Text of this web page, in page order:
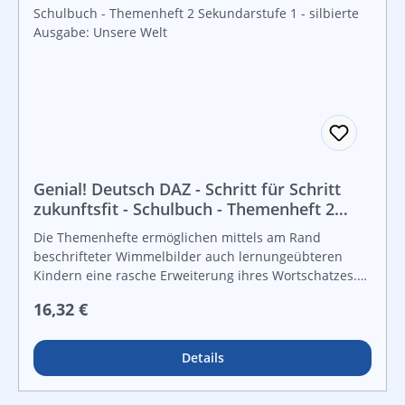
dar. Auch die Verben finden sich im Anschluss in
alphabetischer Reihenfolge für jedes Thema, wobei
Genial! Deutsch DAZ - Schritt für Schritt
zukunftsfit - Schulbuch - Themenheft 2
Sekundarstufe 1 - silbierte Ausgabe:
Unsere Welt
Die Themenhefte ermöglichen mittels am Rand
beschrifteter Wimmelbilder auch lernungeübteren
Kindern eine rasche Erweiterung ihres Wortschatzes.
Übungsstruktur in den einzelnen Kapiteln der
lernungewohnteren Kindern Sicherheit gegeben und
ein baldiges selbständiges Arbeiten ermöglicht.
Trotzdem findet innerhalb des Themenheftes eine
Regulärer Preis:
16,32 €
Details